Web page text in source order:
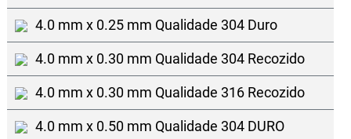
4.0 mm x 0.25 mm Qualidade 304 Duro
4.0 mm x 0.30 mm Qualidade 304 Recozido
4.0 mm x 0.30 mm Qualidade 316 Recozido
4.0 mm x 0.50 mm Qualidade 304 DURO